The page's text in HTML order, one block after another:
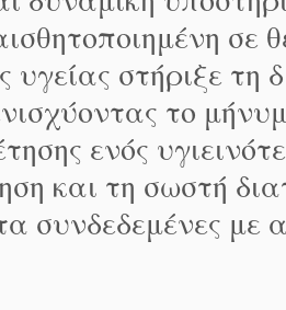
υγείας στήριξε
το
ενός
και τη σωστή
συνδεδεμένες με